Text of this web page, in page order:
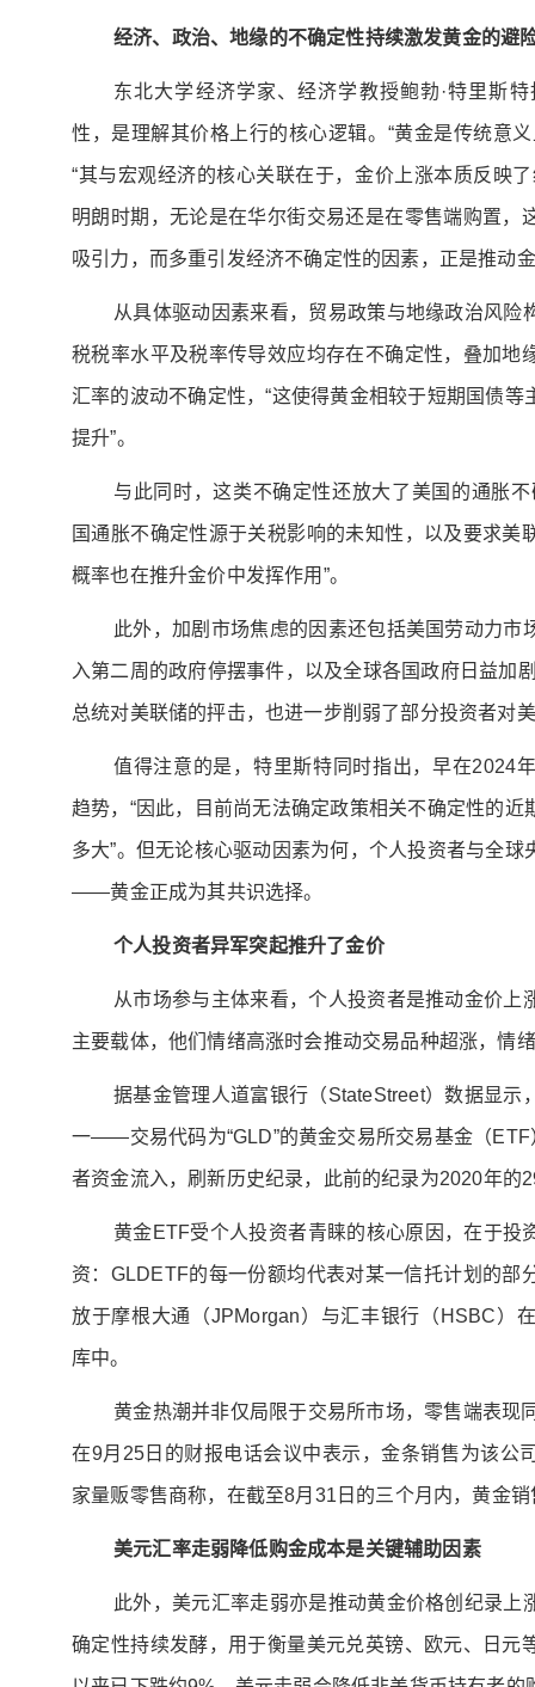
经济、政治、地缘的不确定性持续激发黄金的避
东北大学经济学家、经济学教授鲍勃·特里斯
性，是理解其价格上行的核心逻辑。“黄金是传统意
“其与宏观经济的核心关联在于，金价上涨本质反映
明朗时期，无论是在华尔街交易还是在零售端购置，
吸引力，而多重引发经济不确定性的因素，正是推动
从具体驱动因素来看，贸易政策与地缘政治风险
税税率水平及税率传导效应均存在不确定性，叠加地
汇率的波动不确定性，“这使得黄金相较于短期国债
提升”。
与此同时，这类不确定性还放大了美国的通胀
国通胀不确定性源于关税影响的未知性，以及要求美
概率也在推升金价中发挥作用”。
此外，加剧市场焦虑的因素还包括美国劳动力市
入第二周的政府停摆事件，以及全球各国政府日益加
总统对美联储的抨击，也进一步削弱了部分投资者对
值得注意的是，特里斯特同时指出，早在2024
趋势，“因此，目前尚无法确定政策相关不确定性的
多大”。但无论核心驱动因素为何，个人投资者与全
——黄金正成为其共识选择。
个人投资者异军突起推升了金价
从市场参与主体来看，个人投资者是推动金价上
主要载体，他们情绪高涨时会推动交易品种超涨，情
据基金管理人道富银行（StateStreet）数据显示
一——交易代码为“GLD”的黄金交易所交易基金（
者资金流入，刷新历史纪录，此前的纪录为2020年的
黄金ETF受个人投资者青睐的核心原因，在于投
资：GLDETF的每一份额均代表对某一信托计划的部
放于摩根大通（JPMorgan）与汇丰银行（HSBC）
库中。
黄金热潮并非仅局限于交易所市场，零售端表现
在9月25日的财报电话会议中表示，金条销售为该公
家量贩零售商称，在截至8月31日的三个月内，黄金
美元汇率走弱降低购金成本是关键辅助因素
此外，美元汇率走弱亦是推动黄金价格创纪录上
确定性持续发酵，用于衡量美元兑英镑、欧元、日元